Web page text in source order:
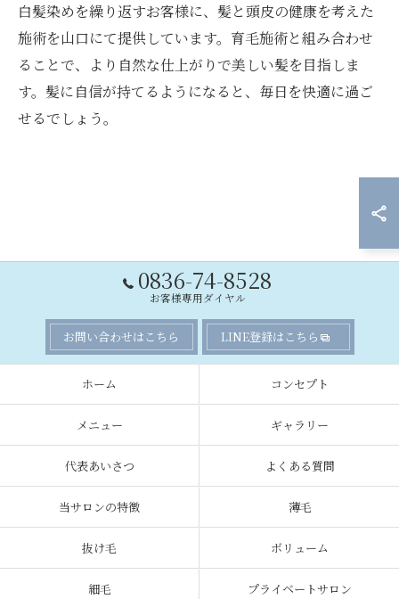
白髪染めを繰り返すお客様に、髪と頭皮の健康を考えた
施術を山口にて提供しています。育毛施術と組み合わせ
ることで、より自然な仕上がりで美しい髪を目指しま
す。髪に自信が持てるようになると、毎日を快適に過ご
せるでしょう。
0836-74-8528
お客様専用ダイヤル
お問い合わせはこちら LINE登録はこちら
ホーム コンセプト
メニュー ギャラリー
代表あいさつ よくある質問
当サロンの特徴 薄毛
抜け毛 ボリューム
細毛 プライベートサロン